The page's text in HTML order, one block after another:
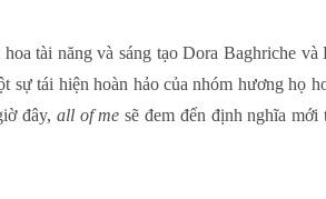
tài năng và sáng tạo Dora Baghriche và
sự tái hiện hoàn hảo của nhóm hương họ
đây, all of me sẽ đem đến định nghĩa